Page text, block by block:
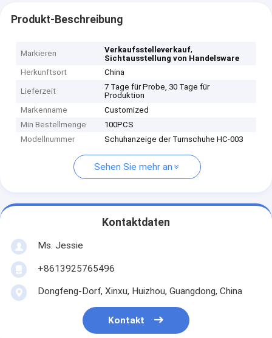
Produkt-Beschreibung
Markieren Verkaufsstelleverkauf,
Sichtausstellung von Handelsware
Herkunftsort
China
Lieferzeit
7 Tage für Probe, 30 Tage für
Produktion
Markenname
Customized
Min Bestellmenge
100PCS
Modellnummer
Schuhanzeige der Turnschuhe HC-003
Sehen Sie mehr an
Kontaktdaten
Ms. Jessie
+8613925765496
Dongfeng-Dorf, Xinxu, Huizhou, Guangdong, China
Kontakt